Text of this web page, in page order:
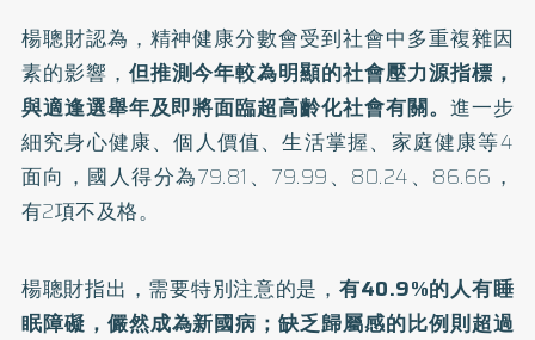
楊聰財認為，精神健康分數會受到社會中多重複雜因
素的影響， 但推測今年較為明顯的社會壓力源指標，
與適逢選舉年及即將面臨超高齡化社會有關。 進一步
細究身心健康、個人價值、生活掌握、家庭健康等4
面向，國人得分為79.81、79.99、80.24、86.66，
有2項不及格。
楊聰財指出，需要特別注意的是， 有40.9%的人有睡
眠障礙 ，儼然成為新國病；缺乏歸屬感的比例則超過